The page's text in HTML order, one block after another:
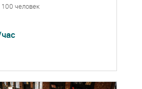
100 человек